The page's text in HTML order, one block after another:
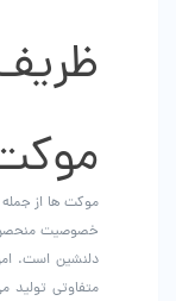
موکت ها از
خصوصیت منحصر
دلنشین است‌.
متفاوتی